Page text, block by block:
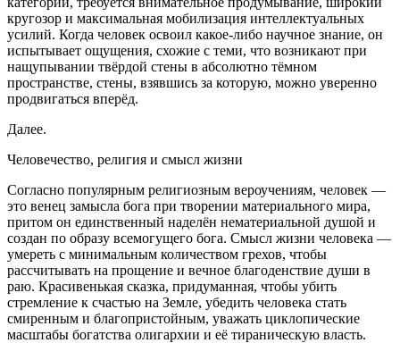
кругозор и максимальная мобилизация интеллектуальных
усилий. Когда человек освоил какое-либо научное знание, он
испытывает ощущения, схожие с теми, что возникают при
нащупывании твёрдой стены в абсолютно тёмном
пространстве, стены, взявшись за которую, можно уверенно
продвигаться вперёд.
Далее.
Человечество, религия и смысл жизни
Согласно популярным религиозным вероучениям, человек —
это венец замысла бога при творении материального мира,
притом он единственный наделён нематериальной душой и
создан по образу всемогущего бога. Смысл жизни человека —
умереть с минимальным количеством грехов, чтобы
рассчитывать на прощение и вечное благоденствие души в
раю. Красивенькая сказка, придуманная, чтобы убить
стремление к счастью на Земле, убедить человека стать
смиренным и благопристойным, уважать циклопические
масштабы богатства олигархии и её тираническую власть.